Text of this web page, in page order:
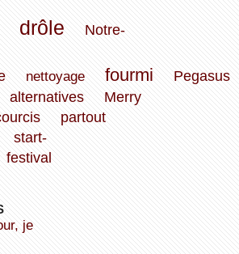
drôle
Notre-
nettoyage fourmi Pegasus
alternatives
Merry
partout
start-
festival